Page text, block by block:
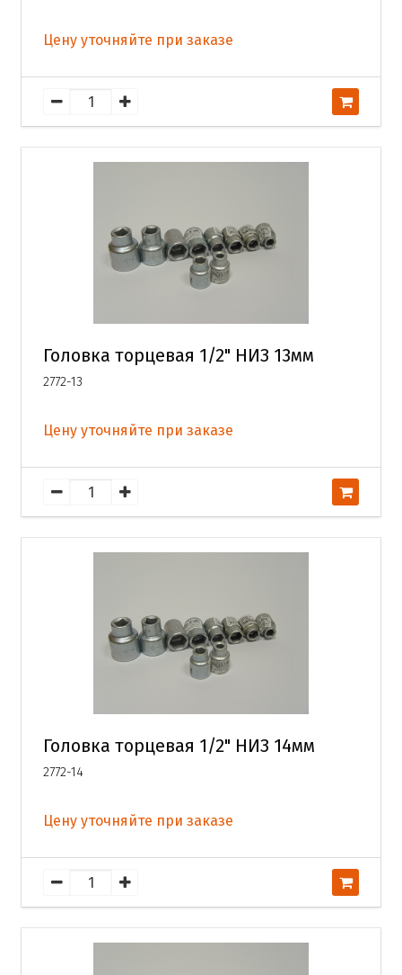
Цену уточняйте при заказе
Головка торцевая 1/2" НИЗ 13мм
2772-13
Цену уточняйте при заказе
Головка торцевая 1/2" НИЗ 14мм
2772-14
Цену уточняйте при заказе